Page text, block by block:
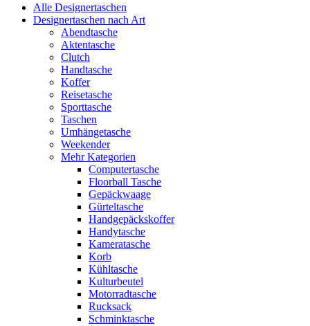
Alle Designertaschen
Designertaschen nach Art
Abendtasche
Aktentasche
Clutch
Handtasche
Koffer
Reisetasche
Sporttasche
Taschen
Umhängetasche
Weekender
Mehr Kategorien
Computertasche
Floorball Tasche
Gepäckwaage
Gürteltasche
Handgepäckskoffer
Handytasche
Kameratasche
Korb
Kühltasche
Kulturbeutel
Motorradtasche
Rucksack
Schminktasche